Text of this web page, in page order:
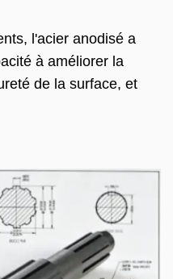
l'acier anodisé a
à améliorer la
de la surface, et